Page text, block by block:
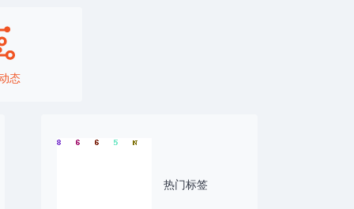
态
热门标签